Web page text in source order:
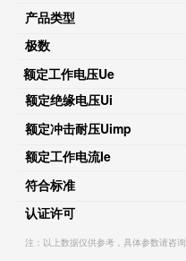
产品类型
极数
额定工作电压Ue
额定绝缘电压Ui
额定冲击耐压Uimp
额定工作电流Ie
符合标准
认证许可
注：以上数据仅供参考，具体参数请咨询